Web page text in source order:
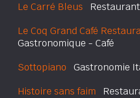
Le Carré Bleus Restaurant
Le Coq Grand Café
Gastronomique - Café
Sottopiano Gastronomie
Histoire sans faim